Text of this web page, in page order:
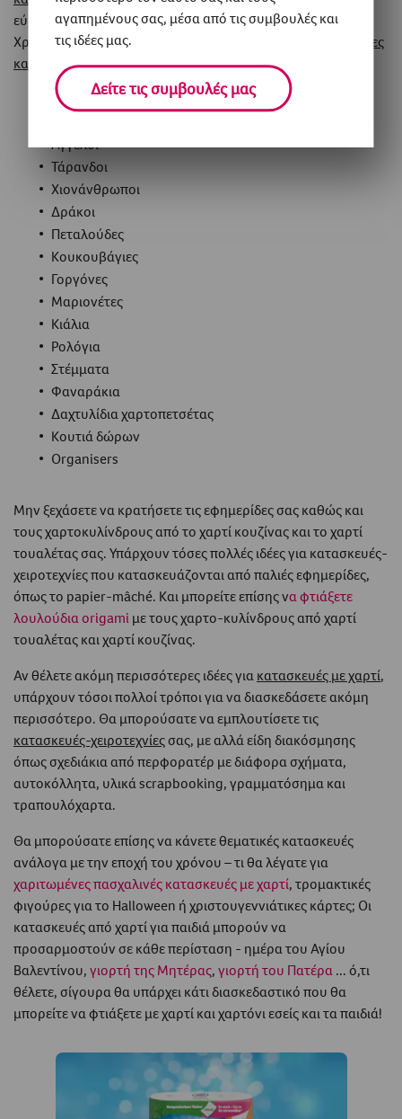
εύκαιρο και φτιάξτεζωάκιαδιάφορα διασκεδαστικά σχέδια.
Χρειάζεστε έμπνευση; Ορίστε περισσότερες ιδέες για
εύκολες
κατασκευές από χαρτί:
Νυχτερίδες
Άγγελοι
Τάρανδοι
Χιονάνθρωποι
Δράκοι
Πεταλούδες
Κουκουβάγιες
Γοργόνες
Μαριονέτες
Κιάλια
Ρολόγια
Στέμματα
Φαναράκια
Δαχτυλίδια χαρτοπετσέτας
Κουτιά δώρων
Organisers
Μην ξεχάσετε να κρατήσετε τις εφημερίδες σας καθώς και
τους χαρτοκυλίνδρους από το χαρτί κουζίνας και το χαρτί
τουαλέτας σας. Υπάρχουν τόσες πολλές ιδέες για κατασκευές-
χειροτεχνίες που κατασκευάζονται από παλιές εφημερίδες,
όπως το papier-mâché. Και μπορείτε επίσης να φτιάξετε
λουλούδια origami με τους χαρτο-κυλίνδρους από χαρτί
τουαλέτας και χαρτί κουζίνας.
Αν θέλετε ακόμη περισσότερες ιδέες για κατασκευές με χαρτί,
υπάρχουν τόσοι πολλοί τρόποι για να διασκεδάσετε ακόμη
περισσότερο. Θα μπορούσατε να εμπλουτίσετε τις
κατασκευές-χειροτεχνίεςσας, με αλλά είδη διακόσμησης
όπως σχεδιάκια από περφορατέρ με διάφορα σχήματα,
αυτοκόλλητα, υλικά scrapbooking, γραμματόσημα και
τραπουλόχαρτα.
Θα μπορούσατε επίσης να κάνετε θεματικές κατασκευές
ανάλογα με την εποχή του χρόνου – τι θα λέγατε για
χαριτωμένες πασχαλινές κατασκευές με χαρτί, τρομακτικές
φιγούρες για το Halloween ή χριστουγεννιάτικες κάρτες; Οι
κατασκευές από χαρτί για παιδιά μπορούν να
προσαρμοστούν σε κάθε περίσταση - ημέρα του Αγίου
Βαλεντίνου, γιορτή της Μητέρας, γιορτή του Πατέρα ... ό,τι
θέλετε, σίγουρα θα υπάρχει κάτι διασκεδαστικό που θα
μπορείτε να φτιάξετε με χαρτί και χαρτόνι εσείς και τα παιδιά!
αγαπημένους σας, μέσα από τις συμβουλές και
τις ιδέες μας.
Δείτε τις συμβουλές μας